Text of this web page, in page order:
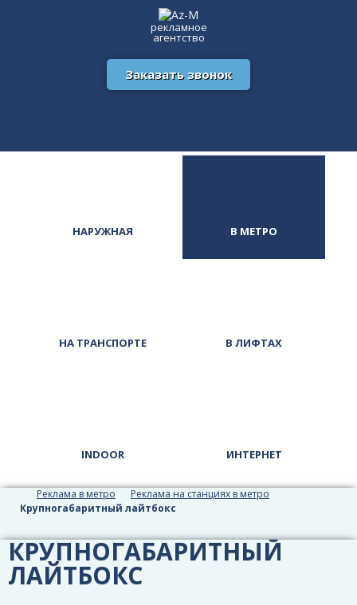
рекламное
агентство
Заказать звонок
НАРУЖНАЯ В МЕТРО
НА ТРАНСПОРТЕ В ЛИФТАХ
INDOOR ИНТЕРНЕТ
Реклама в метро
Реклама на станциях в метро
Крупногабаритный лайтбокс
КРУПНОГАБАРИТНЫЙ
ЛАЙТБОКС